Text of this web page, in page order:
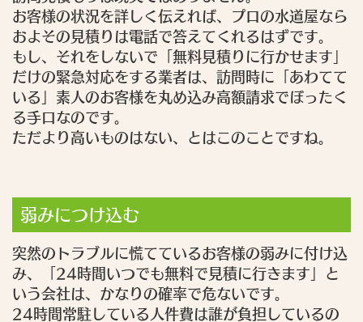
お客様の状況を詳しく伝えれば、プロの水道屋なら
およその見積りは電話で答えてくれるはずです。
もし、それをしないで「無料見積りに行かせます」
だけの緊急対応をする業者は、訪問時に「あわてて
いる」素人のお客様を丸め込み高額請求でぼったく
る手口なのです。
ただより高いものはない、とはこのことですね。
弱みにつけ込む
突然のトラブルに慌てているお客様の弱みに付け込
み、「24時間いつでも無料で見積に行きます」と
いう会社は、かなりの確率で危ないです。
24時間常駐している人件費は誰が負担しているの